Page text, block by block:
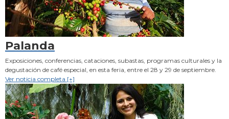
Palanda
Exposiciones, conferencias, cataciones, subastas, programas culturales y la
degustación de café especial, en esta feria, entre el 28 y 29 de septiembre.
Ver noticia completa [+]